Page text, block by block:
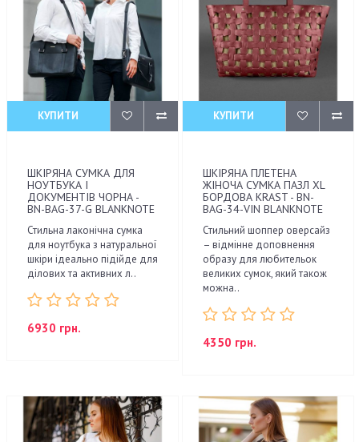
КУПИТИ
ШКІРЯНА СУМКА ДЛЯ
НОУТБУКА І
ДОКУМЕНТІВ ЧОРНА -
BN-BAG-37-G BLANKNOTE
Стильна лаконічна сумка
для ноутбука з натуральної
шкіри ідеально підійде для
ділових та активних л..
6930 грн.
КУПИТИ
ШКІРЯНА ПЛЕТЕНА
ЖІНОЧА СУМКА ПАЗЛ XL
БОРДОВА KRAST - BN-
BAG-34-VIN BLANKNOTE
Стильний шоппер оверсайз
– відмінне доповнення
образу для любительок
великих сумок, який також
можна..
4350 грн.